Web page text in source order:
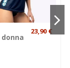
23,90 €